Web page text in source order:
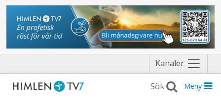
Kanaler Näytä
valikko
Meny